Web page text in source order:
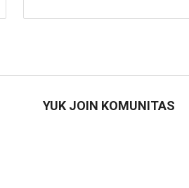
YUK JOIN KOMUNITAS